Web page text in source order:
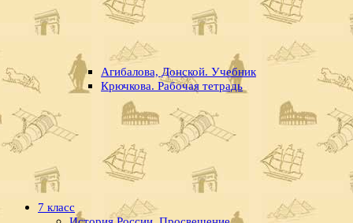
Агибалова, Донской. Учебник
Крючкова. Рабочая тетрадь
7 класс